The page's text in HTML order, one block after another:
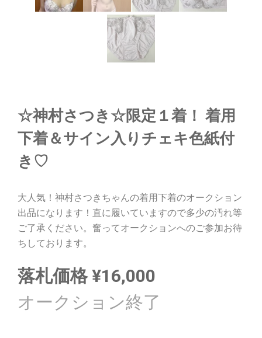
☆神村さつき☆限定１着！ 着用
下着＆サイン入りチェキ色紙付
き♡
大人気！神村さつきちゃんの着用下着のオークション
出品になります！直に履いていますので多少の汚れ等
ご了承ください。奮ってオークションへのご参加お待
ちしております。
落札価格¥16,000